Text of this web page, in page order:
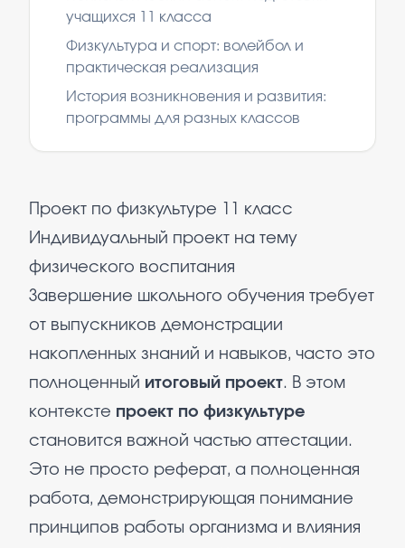
учащихся 11 класса
Физкультура и спорт: волейбол и
практическая реализация
История возникновения и развития:
программы для разных классов
Проект по физкультуре 11 класс
Индивидуальный проект на тему
физического воспитания
Завершение школьного обучения требует
от выпускников демонстрации
накопленных знаний и навыков, часто это
полноценный итоговый проект. В этом
контексте проект по физкультуре
становится важной частью аттестации.
Это не просто реферат, а полноценная
работа, демонстрирующая понимание
принципов работы организма и влияния